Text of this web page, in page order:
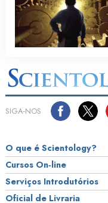
SIGA‑NOS
O que é Scientology?
Cursos On‑line
Serviços Introdutórios
Oficial de Livraria